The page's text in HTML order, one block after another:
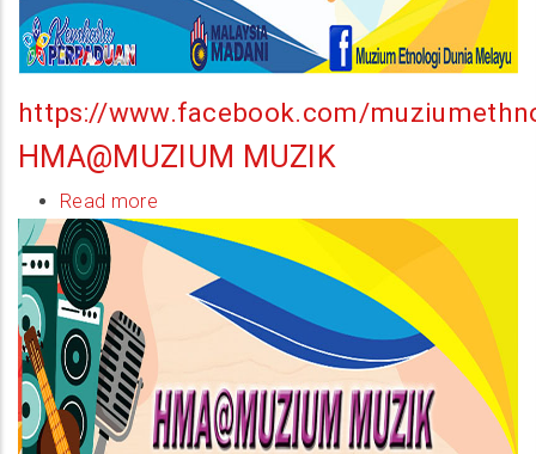
https://www.facebook.com/
HMA@MUZIUM MUZIK
Read more
HMA@Muzium
Muzik